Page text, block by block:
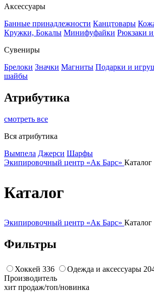
Аксессуары
Банные принадлежности Канцтовары
Кружки, Бокалы Минифуфайки Рюкзаки
Сувениры
Брелоки Значки Магниты Подарки и
шайбы
Атрибутика
смотреть все
Вся атрибутика
Вымпела Джерси Шарфы
Экипировочный центр «Ак Барс» Каталог
Каталог
Экипировочный центр «Ак Барс» Каталог
Фильтры
Хоккей 336 Одежда и аксессуары
Производитель
хит продаж/топ/новинка